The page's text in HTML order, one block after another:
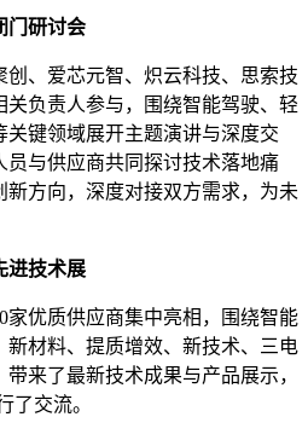
门研讨会
、爱芯元智、炽云科技、思索技
负责人参与，围绕智能驾驶、轻
键领域展开主题演讲与深度交
与供应商共同探讨技术落地痛
新方向，深度对接双方需求，为未
进技术展
家优质供应商集中亮相，围绕智能
新材料、提质增效、新技术、三电
来了最新技术成果与产品展示，
了交流。